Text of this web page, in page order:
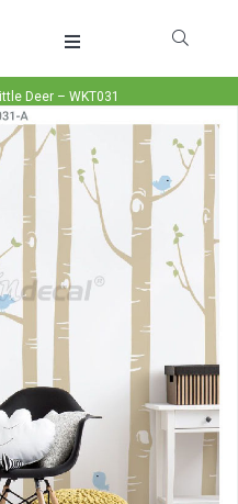
Deer – WKT031